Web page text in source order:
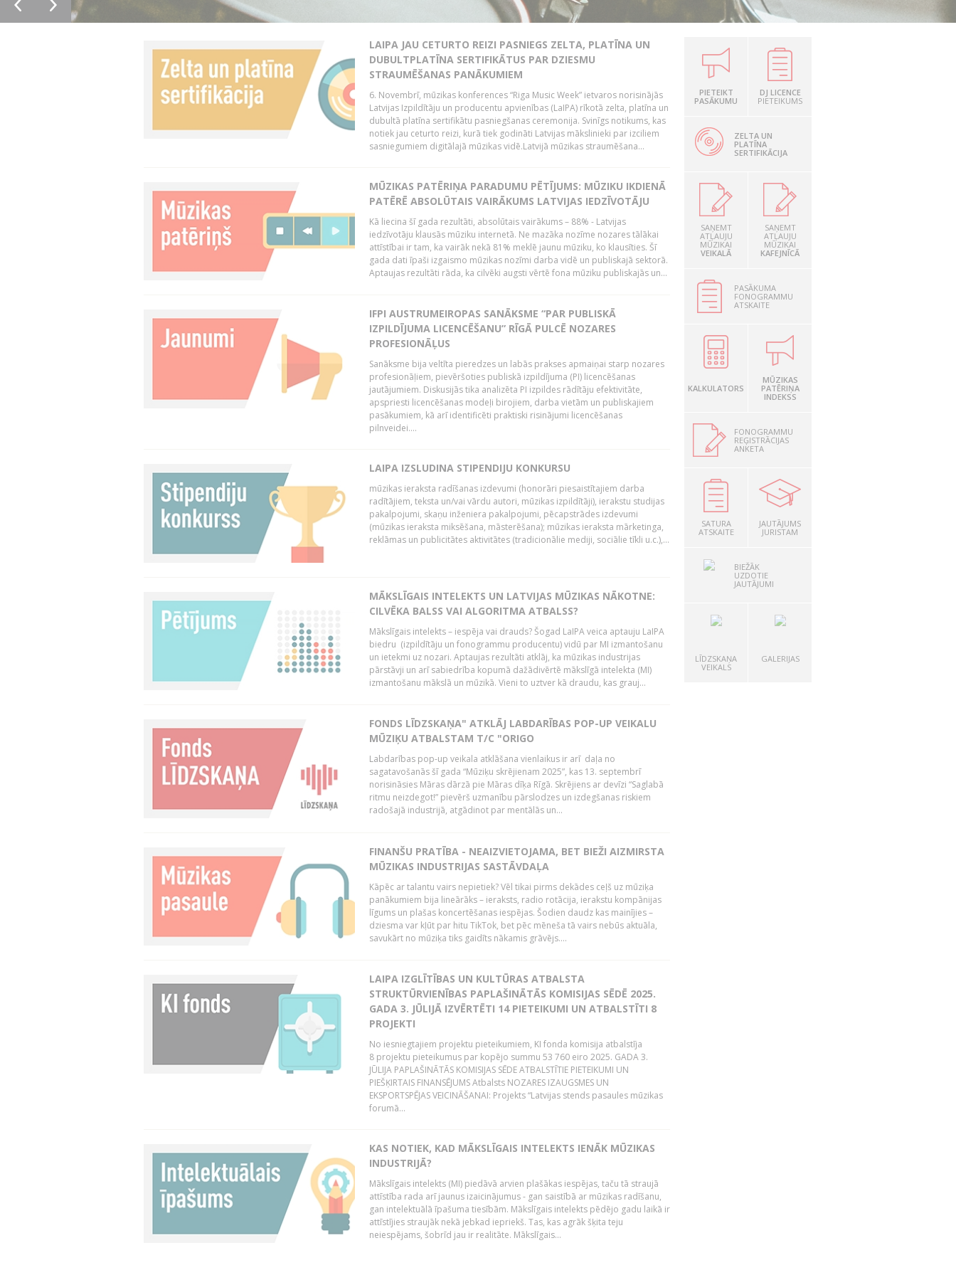
LAIPA JAU CETURTO REIZI PASNIEGS ZELTA, PLATĪNA UN
DUBULTPLATĪNA SERTIFIKĀTUS PAR DZIESMU
STRAUMĒŠANAS PANĀKUMIEM
6. Novembrī, mūzikas konferences “Riga Music Week” ietvaros norisinājās
Latvijas Izpildītāju un producentu apvienības (LaIPA) rīkotā zelta, platīna un
dubultā platīna sertifikātu pasniegšanas ceremonija. Svinīgs notikums, kas
notiek jau ceturto reizi, kurā tiek godināti Latvijas mākslinieki par izciliem
sasniegumiem digitālajā mūzikas vidē.Latvijā mūzikas straumēšana...
MŪZIKAS PATĒRIŅA PARADUMU PĒTĪJUMS: MŪZIKU IKDIENĀ
PATĒRĒ ABSOLŪTAIS VAIRĀKUMS LATVIJAS IEDZĪVOTĀJU
Kā liecina šī gada rezultāti, absolūtais vairākums – 88% - Latvijas
iedzīvotāju klausās mūziku internetā. Ne mazāka nozīme nozares tālākai
attīstībai ir tam, ka vairāk nekā 81% meklē jaunu mūziku, ko klausīties. Šī
gada dati īpaši izgaismo mūzikas nozīmi darba vidē un publiskajā sektorā.
Aptaujas rezultāti rāda, ka cilvēki augsti vērtē fona mūziku publiskajās un...
IFPI AUSTRUMEIROPAS SANĀKSME “PAR PUBLISKĀ
IZPILDĪJUMA LICENCĒŠANU” RĪGĀ PULCĒ NOZARES
PROFESIONĀĻUS
Sanāksme bija veltīta pieredzes un labās prakses apmaiņai starp nozares
profesionāļiem, pievēršoties publiskā izpildījuma (PI) licencēšanas
jautājumiem. Diskusijās tika analizēta PI izpildes rādītāju efektivitāte,
apspriesti licencēšanas modeļi birojiem, darba vietām un publiskajiem
pasākumiem, kā arī identificēti praktiski risinājumi licencēšanas
pilnveidei....
LAIPA IZSLUDINA STIPENDIJU KONKURSU
mūzikas ieraksta radīšanas izdevumi (honorāri piesaistītajiem darba
radītājiem, teksta un/vai vārdu autori, mūzikas izpildītāji), ierakstu studijas
pakalpojumi, skaņu inženiera pakalpojumi, pēcapstrādes izdevumi
(mūzikas ieraksta miksēšana, māsterēšana); mūzikas ieraksta mārketinga,
reklāmas un publicitātes aktivitātes (tradicionālie mediji, sociālie tīkli u.c.),...
MĀKSLĪGAIS INTELEKTS UN LATVIJAS MŪZIKAS NĀKOTNE:
CILVĒKA BALSS VAI ALGORITMA ATBALSS?
Mākslīgais intelekts – iespēja vai drauds? Šogad LaIPA veica aptauju LaIPA
biedru (izpildītāju un fonogrammu producentu) vidū par MI izmantošanu
un ietekmi uz nozari. Aptaujas rezultāti atklāj, ka mūzikas industrijas
pārstāvji un arī sabiedrība kopumā dažādivērtē mākslīgā intelekta (MI)
izmantošanu mākslā un mūzikā. Vieni to uztver kā draudu, kas grauj...
FONDS LĪDZSKAŅA" ATKLĀJ LABDARĪBAS POP-UP VEIKALU
MŪZIĶU ATBALSTAM T/C "ORIGO
Labdarības pop-up veikala atklāšana vienlaikus ir arī daļa no
sagatavošanās šī gada “Mūziķu skrējienam 2025”, kas 13. septembrī
norisināsies Māras dārzā pie Māras dīķa Rīgā. Skrējiens ar devīzi “Saglabā
ritmu neizdegot!” pievērš uzmanību pārslodzes un izdegšanas riskiem
radošajā industrijā, atgādinot par mentālās un...
FINANŠU PRATĪBA - NEAIZVIETOJAMA, BET BIEŽI AIZMIRSTA
MŪZIKAS INDUSTRIJAS SASTĀVDAĻA
Kāpēc ar talantu vairs nepietiek? Vēl tikai pirms dekādes ceļš uz mūziķa
panākumiem bija lineārāks – ieraksts, radio rotācija, ierakstu kompānijas
līgums un plašas koncertēšanas iespējas. Šodien daudz kas mainījies –
dziesma var kļūt par hitu TikTok, bet pēc mēneša tā vairs nebūs aktuāla,
savukārt no mūziķa tiks gaidīts nākamis grāvējs....
LAIPA IZGLĪTĪBAS UN KULTŪRAS ATBALSTA
STRUKTŪRVIENĪBAS PAPLAŠINĀTĀS KOMISIJAS SĒDĒ 2025.
GADA 3. JŪLIJĀ IZVĒRTĒTI 14 PIETEIKUMI UN ATBALSTĪTI 8
PROJEKTI
No iesniegtajiem projektu pieteikumiem, KI fonda komisija atbalstīja
8 projektu pieteikumus par kopējo summu 53 760 eiro 2025. GADA 3.
JŪLIJA PAPLAŠINĀTĀS KOMISIJAS SĒDE ATBALSTĪTIE PIETEIKUMI UN
PIEŠĶIRTAIS FINANSĒJUMS Atbalsts NOZARES IZAUGSMES UN
EKSPORTSPĒJAS VEICINĀŠANAI: Projekts “Latvijas stends pasaules mūzikas
forumā...
KAS NOTIEK, KAD MĀKSLĪGAIS INTELEKTS IENĀK MŪZIKAS
INDUSTRIJĀ?
Mākslīgais intelekts (MI) piedāvā arvien plašākas iespējas, taču tā straujā
attīstība rada arī jaunus izaicinājumus - gan saistībā ar mūzikas radīšanu,
gan intelektuālā īpašuma tiesībām. Mākslīgais intelekts pēdējo gadu laikā ir
attīstījies straujāk nekā jebkad iepriekš. Tas, kas agrāk šķita teju
neiespējams, šobrīd jau ir realitāte. Mākslīgais...
PIETEIKT
PASĀKUMU
DJ LICENCE
PIETEIKUMS
ZELTA UN
PLATĪNA
SERTIFIKĀCIJA
SAŅEMT
ATĻAUJU
MŪZIKAI
VEIKALĀ
SAŅEMT
ATĻAUJU
MŪZIKAI
KAFEJNĪCĀ
PASĀKUMA
FONOGRAMMU
ATSKAITE
KALKULATORS
MŪZIKAS
PATĒRIŅA
INDEKSS
FONOGRAMMU
REĢISTRĀCIJAS
ANKETA
SATURA
ATSKAITE
JAUTĀJUMS
JURISTAM
BIEŽĀK
UZDOTIE
JAUTĀJUMI
LĪDZSKAŅA
VEIKALS
GALERIJAS